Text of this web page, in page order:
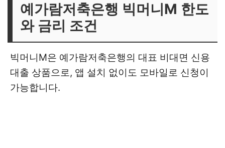
예가람저축은행 빅머니M 한도
와 금리 조건
빅머니M은 예가람저축은행의 대표 비대면 신용
대출 상품으로, 앱 설치 없이도 모바일로 신청이
가능합니다.